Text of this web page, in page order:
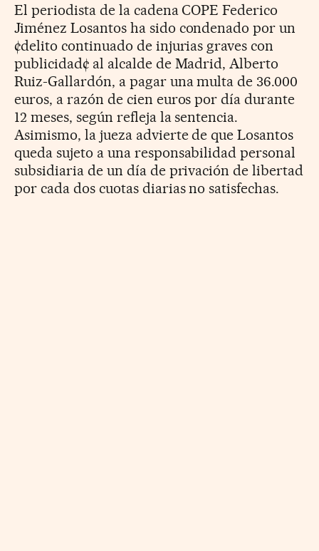
El periodista de la cadena COPE Federico
Jiménez Losantos ha sido condenado por un
¢delito continuado de injurias graves con
publicidad¢ al alcalde de Madrid, Alberto
Ruiz-Gallardón, a pagar una multa de 36.000
euros, a razón de cien euros por día durante
12 meses, según refleja la sentencia.
Asimismo, la jueza advierte de que Losantos
queda sujeto a una responsabilidad personal
subsidiaria de un día de privación de libertad
por cada dos cuotas diarias no satisfechas.